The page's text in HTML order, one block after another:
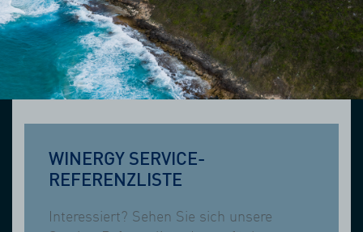
WINERGY SERVICE-
REFERENZLISTE
Interessiert? Sehen Sie sich unsere